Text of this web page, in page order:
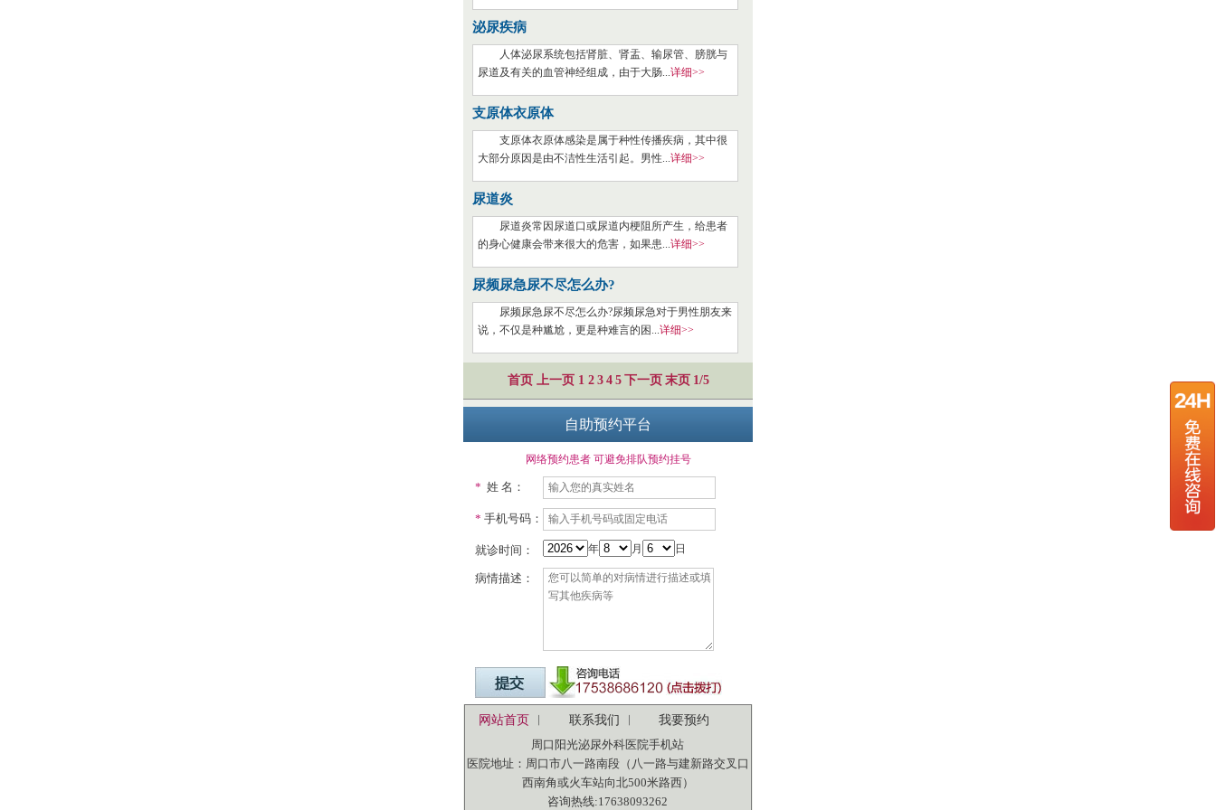
泌尿疾病
人体泌尿系统包括肾脏、肾盂、输尿管、膀胱与
尿道及有关的血管神经组成，由于大肠...详细>>
支原体衣原体
支原体衣原体感染是属于种性传播疾病，其中很
大部分原因是由不洁性生活引起。男性...详细>>
尿道炎
尿道炎常因尿道口或尿道内梗阻所产生，给患者
的身心健康会带来很大的危害，如果患...详细>>
尿频尿急尿不尽怎么办?
尿频尿急尿不尽怎么办?尿频尿急对于男性朋友来
说，不仅是种尴尬，更是种难言的困...详细>>
首页 上一页 1 2 3 4 5 下一页 末页 1/5
自助预约平台
网络预约患者 可避免排队预约挂号
* 姓 名：
* 手机号码：
就诊时间： 年 月 日
病情描述：
网站首页 联系我们
我要预约
周口阳光泌尿外科医院手机站
医院地址：周口市八一路南段（八一路与建新路交叉口
西南角或火车站向北500米路西）
咨询热线:17638093262